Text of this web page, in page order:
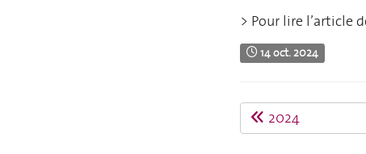
> Pour lire l’article
14 oct. 2024
2024